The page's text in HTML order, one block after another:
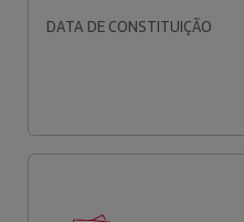
DATA DE CONSTITUIÇÃO